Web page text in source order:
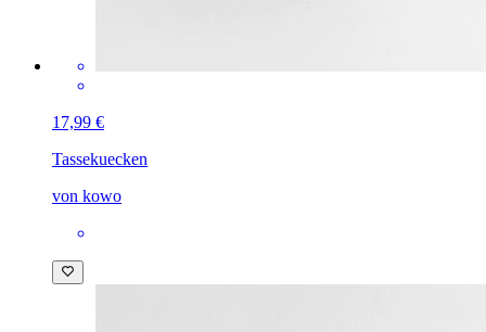
17,99 €
Tassekuecken
von kowo